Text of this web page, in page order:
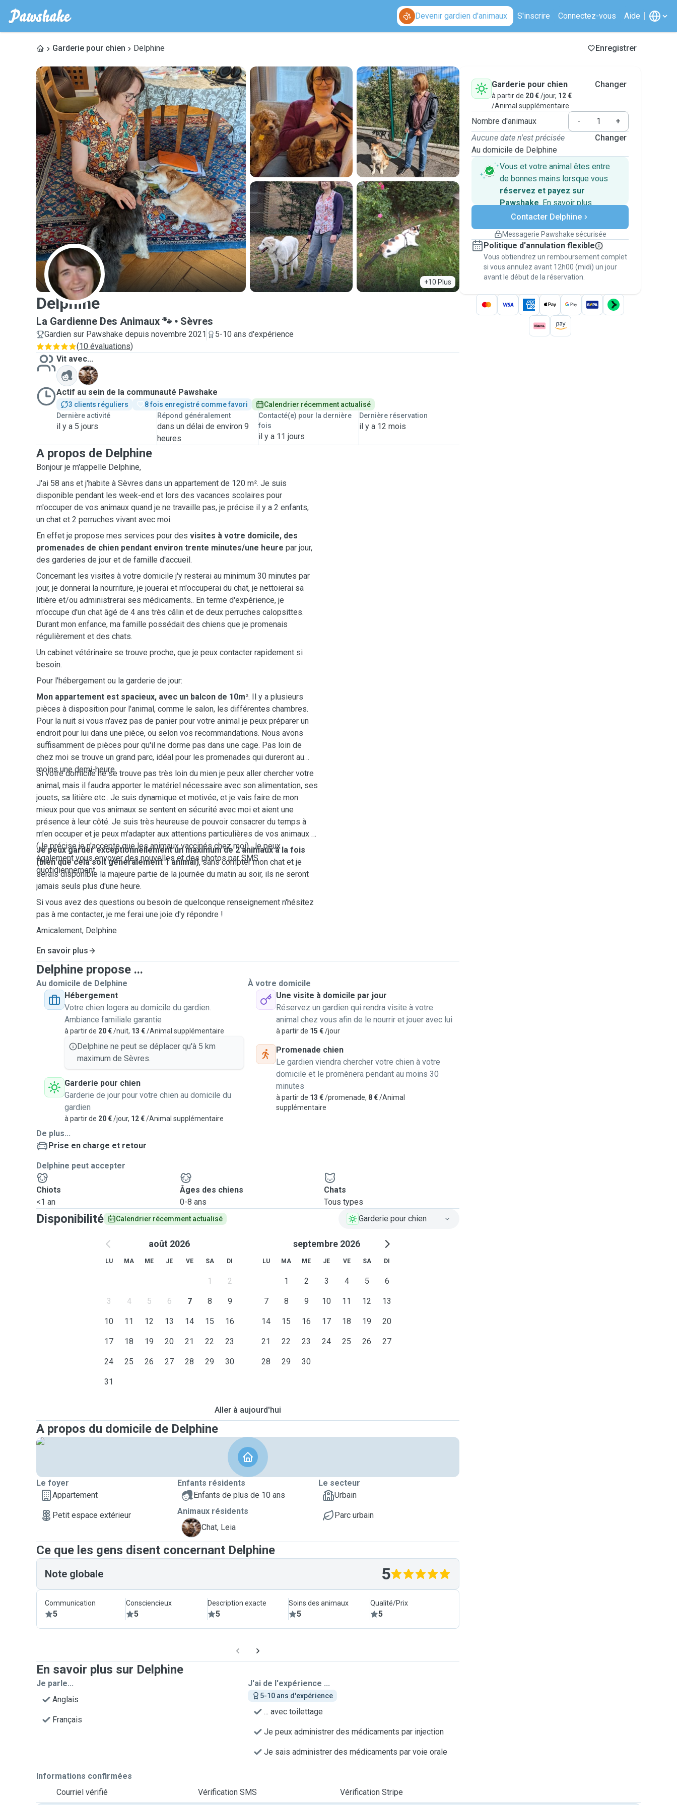
Devenir gardien d'animaux S'inscrire Connectez-vous Aide
Garderie pour chien Delphine Enregistrer
+10 Plus
D
Delphine
La Gardienne Des Animaux 🐾 Sèvres
Gardien sur Pawshake depuis novembre 2021
5-10 ans d'expérience
(10 évaluations)
Vit avec...
L
Actif au sein de la communauté Pawshake
3 clients réguliers 8 fois enregistré comme favori
Calendrier récemment actualisé
Dernière activité
il y a 5 jours
Répond généralement
dans un délai de environ 9
heures
Contacté(e) pour la dernière
fois
il y a 11 jours
Dernière réservation
il y a 12 mois
A propos de Delphine
Bonjour je m'appelle Delphine,
J'ai 58 ans et j'habite à Sèvres dans un appartement de 120 m². Je suis
disponible pendant les week-end et lors des vacances scolaires pour
m'occuper de vos animaux quand je ne travaille pas, je précise il y a 2 enfants,
un chat et 2 perruches vivant avec moi.
En effet je propose mes services pour des visites à votre domicile, des
promenades de chien pendant environ trente minutes/une heure par jour,
des garderies de jour et de famille d'accueil.
Concernant les visites à votre domicile j'y resterai au minimum 30 minutes par
jour, je donnerai la nourriture, je jouerai et m'occuperai du chat, je nettoierai sa
litière et/ou administrerai ses médicaments.. En terme d'expérience, je
m'occupe d'un chat âgé de 4 ans très câlin et de deux perruches calopsittes.
Durant mon enfance, ma famille possédait des chiens que je promenais
régulièrement et des chats.
Un cabinet vétérinaire se trouve proche, que je peux contacter rapidement si
besoin.
Pour l'hébergement ou la garderie de jour:
Mon appartement est spacieux, avec un balcon de 10m². Il y a plusieurs
pièces à disposition pour l'animal, comme le salon, les différentes chambres.
Pour la nuit si vous n'avez pas de panier pour votre animal je peux préparer un
endroit pour lui dans une pièce, ou selon vos recommandations. Nous avons
suffisamment de pièces pour qu'il ne dorme pas dans une cage. Pas loin de
chez moi se trouve un grand parc, idéal pour les promenades qui dureront au
moins une demi-heure.
Si votre domicile ne se trouve pas très loin du mien je peux aller chercher votre
animal, mais il faudra apporter le matériel nécessaire avec son alimentation, ses
jouets, sa litière etc.. Je suis dynamique et motivée, et je vais faire de mon
mieux pour que vos animaux se sentent en sécurité avec moi et aient une
présence à leur côté. Je suis très heureuse de pouvoir consacrer du temps à
m'en occuper et je peux m'adapter aux attentions particulières de vos animaux !
(Je précise je n'accepte que les animaux vaccinés chez moi). Je peux
également vous envoyer des nouvelles et des photos par SMS
quotidiennement.
Je peux garder exceptionnellement un maximum de 2 animaux à la fois
(bien que cela soit généralement 1 animal), sans compter mon chat et je
serais disponible la majeure partie de la journée du matin au soir, ils ne seront
jamais seuls plus d'une heure.
Si vous avez des questions ou besoin de quelconque renseignement n'hésitez
pas à me contacter, je me ferai une joie d'y répondre !
Amicalement, Delphine
En savoir plus
Delphine propose ...
Au domicile de Delphine
Hébergement
Votre chien logera au domicile du gardien.
Ambiance familiale garantie
à partir de 20 €/nuit, 13 €/Animal supplémentaire
Delphine ne peut se déplacer qu'à 5 km
maximum de Sèvres.
Garderie pour chien
Garderie de jour pour votre chien au domicile du
gardien
à partir de 20 €/jour, 12 €/Animal supplémentaire
À votre domicile
Une visite à domicile par jour
Réservez un gardien qui rendra visite à votre
animal chez vous afin de le nourrir et jouer avec lui
à partir de 15 €/jour
Promenade chien
Le gardien viendra chercher votre chien à votre
domicile et le promènera pendant au moins 30
minutes
à partir de 13 €/promenade, 8 €/Animal
supplémentaire
De plus...
Prise en charge et retour
Delphine peut accepter
Chiots
<1 an
Âges des chiens
0-8 ans
Chats
Tous types
Disponibilité Calendrier récemment actualisé Garderie pour chien
août 2026
LU MA ME JE VE SA DI
1 2
3 4 5 6 7 8 9
10 11 12 13 14 15 16
17 18 19 20 21 22 23
24 25 26 27 28 29 30
31
septembre 2026
LU MA ME JE VE SA DI
1 2 3 4 5 6
7 8 9 10 11 12 13
14 15 16 17 18 19 20
21 22 23 24 25 26 27
28 29 30
Aller à aujourd'hui
A propos du domicile de Delphine
Le foyer
Appartement
Petit espace extérieur
Enfants résidents
Enfants de plus de 10 ans
Animaux résidents
L
Chat, Leia
Le secteur
Urbain
Parc urbain
Ce que les gens disent concernant Delphine
Note globale 5
Communication
5
Consciencieux
5
Description exacte
5
Soins des animaux
5
Qualité/Prix
5
En savoir plus sur Delphine
Je parle...
Anglais
Français
J'ai de l'expérience ...
5-10 ans d'expérience
... avec toilettage
Je peux administrer des médicaments par injection
Je sais administrer des médicaments par voie orale
Informations confirmées
Courriel vérifié
Vérification SMS Vérification Stripe
Garderie pour chien
à partir de 20 €/jour, 12 €
/Animal supplémentaire
Changer
Nombre d'animaux -
+
Aucune date n'est précisée
Au domicile de Delphine
Changer
Vous et votre animal êtes entre
de bonnes mains lorsque vous
réservez et payez sur
Pawshake. En savoir plus
Paiements sécurisés
Assistance en cas de
Réservations couvertes par
nos garanties
Gardez tout sur Pawshake (du premier
message au paiement) pour bénéficier de la
Garantie Pawshake.
Contacter Delphine
Messagerie Pawshake sécurisée
Politique d'annulation flexible
Vous obtiendrez un remboursement complet
si vous annulez avant 12h00 (midi) un jour
avant le début de la réservation.